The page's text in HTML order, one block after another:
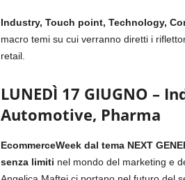
Industry, Touch point, Technology,
macro temi su cui verranno diretti i
retail.
LUNEDÌ 17 GIUGNO –
Automotive, Pharma
EcommerceWeek dal tema NEXT
senza limiti nel mondo del marketing e